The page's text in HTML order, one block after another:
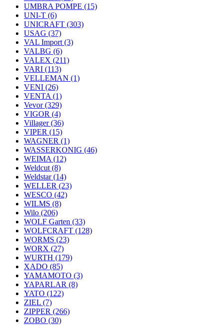
UMBRA POMPE (15)
UNI-T (6)
UNICRAFT (303)
USAG (37)
VAL Import (3)
VALBG (6)
VALEX (211)
VARI (113)
VELLEMAN (1)
VENI (26)
VENTA (1)
Vevor(329)
VIGOR (4)
Villager(36)
VIPER (15)
WAGNER (1)
WASSERKONIG (46)
WEIMA (12)
Weldcut (8)
Weldstar(14)
WELLER (23)
WESCO (42)
WILMS (8)
Wilo (206)
WOLF Garten (33)
WOLFCRAFT (128)
WORMS (23)
WORX (27)
WURTH (179)
XADO (85)
YAMAMOTO (3)
YAPARLAR (8)
YATO (122)
ZIEL (7)
ZIPPER (266)
ZOBO (30)